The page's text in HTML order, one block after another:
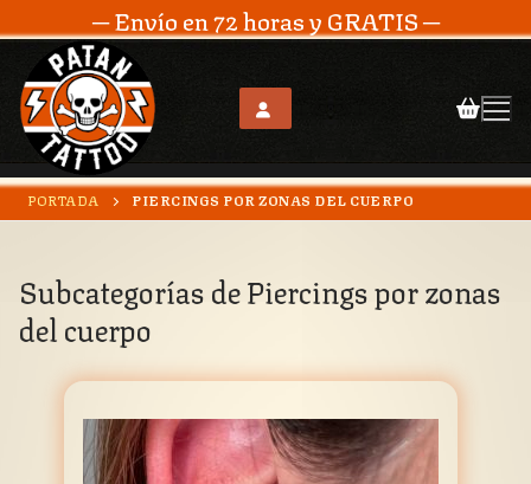
Ir
al
─ Envío en 72 horas y GRATIS ─
PORTADA PIERCINGS POR ZONAS DEL CUERPO
Subcategorías dePiercings por zonas
del cuerpo